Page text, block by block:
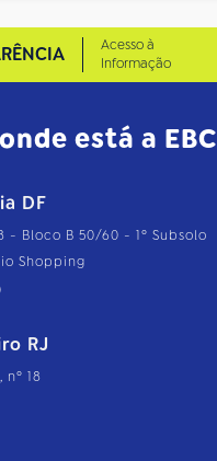
Acesso à
Informação
está a EBC
DF
- Bloco B 50/60 - 1º Subsolo
Shopping
RJ
nº 18